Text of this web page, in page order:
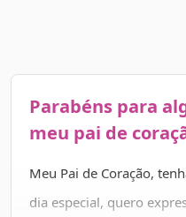
Parabéns para
meu pai de
Meu Pai de Coração,
dia especial, quero